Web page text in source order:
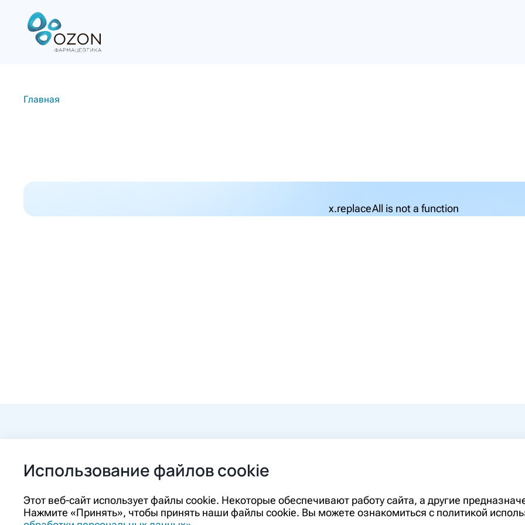
Главная
x.replaceAll is not a function
+7 (84862) 2-90-00
ozon@ozon-pharm.ru
Информация, представленная на
диагностики и лечения и не может
необходимо ознакомиться с
Использование файлов cookie
Этот веб-сайт использует файлы cookie. Некоторые обеспечивают работу сайта, а другие
Нажмите «Принять», чтобы принять наши файлы cookie. Вы можете ознакомиться с политикой